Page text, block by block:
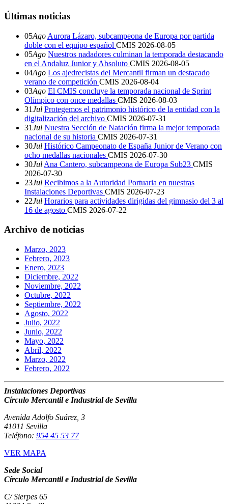
Últimas noticias
05Ago Aurora Lázaro, subcampeona de Europa por partida
doble con el equipo español CMIS 2026-08-05
05Ago Nuestros nadadores culminan la temporada destacando
en el Andaluz Junior y Absoluto CMIS 2026-08-05
04Ago Los ajedrecistas del Mercantil firman un destacado
verano de competición CMIS 2026-08-04
03Ago El CMIS concluye la temporada nacional de Sprint
Olímpico con once medallas CMIS 2026-08-03
31Jul Protegemos el patrimonio histórico de la entidad con la
digitalización del archivo CMIS 2026-07-31
31Jul Nuestra Sección de Natación firma la mejor temporada
nacional de su historia CMIS 2026-07-31
30Jul Histórico Campeonato de España Junior de Verano con
ocho medallas nacionales CMIS 2026-07-30
30Jul Ana Cantero, subcampeona de Europa Sub23 CMIS
2026-07-30
23Jul Recibimos a la Autoridad Portuaria en nuestras
Instalaciones Deportivas CMIS 2026-07-23
22Jul Horarios para actividades dirigidas del gimnasio del 3 al
16 de agosto CMIS 2026-07-22
Archivo de noticias
Marzo, 2023
Febrero, 2023
Enero, 2023
Diciembre, 2022
Noviembre, 2022
Octubre, 2022
Septiembre, 2022
Agosto, 2022
Julio, 2022
Junio, 2022
Mayo, 2022
Abril, 2022
Marzo, 2022
Febrero, 2022
Instalaciones Deportivas
Círculo Mercantil e Industrial de Sevilla
Avenida Adolfo Suárez, 3
41011 Sevilla
Teléfono: 954 45 53 77
VER MAPA
Sede Social
Círculo Mercantil e Industrial de Sevilla
C/ Sierpes 65